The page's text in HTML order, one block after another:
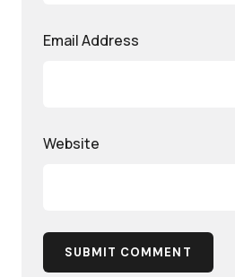
Email Address
Website
SUBMIT COMMENT